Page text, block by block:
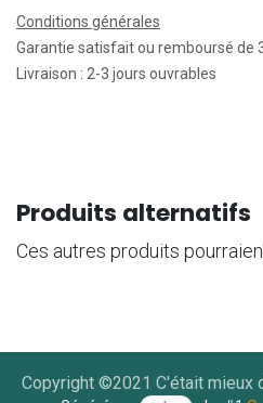
Conditions générales
Garantie satisfait ou remboursé de
Livraison : 2-3 jours ouvrables
Produits alternatifs
Ces autres produits
Copyright ©2021 C'était mieux